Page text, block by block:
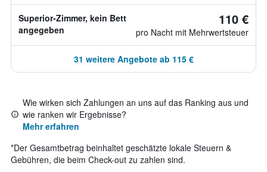
Superior-Zimmer, kein Bett
angegeben
110 €
pro Nacht mit Mehrwertsteuer
31 weitere Angebote ab 115 €
Wie wirken sich Zahlungen an uns auf das Ranking aus und
wie ranken wir Ergebnisse?
Mehr erfahren
*Der Gesamtbetrag beinhaltet geschätzte lokale Steuern &
Gebühren, die beim Check-out zu zahlen sind.